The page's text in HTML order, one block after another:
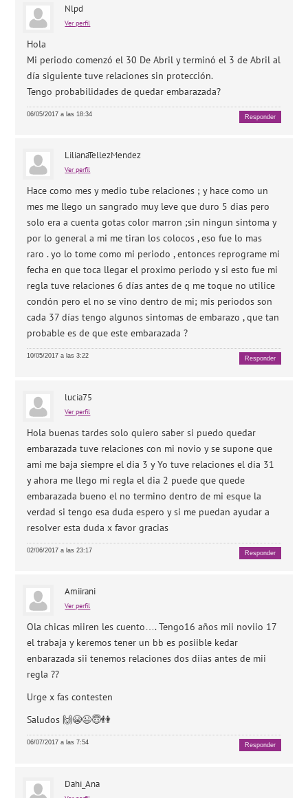
Nlpd
Ver perfil
Hola
Mi periodo comenzó el 30 De Abril y terminó el 3 de Abril al
día siguiente tuve relaciones sin protección.
Tengo probabilidades de quedar embarazada?
06/05/2017 a las 18:34 Responder
LilianaTellezMendez
Ver perfil
Hace como mes y medio tube relaciones ; y hace como un
mes me llego un sangrado muy leve que duro 5 dias pero
solo era a cuenta gotas color marron ;sin ningun sintoma y
por lo general a mi me tiran los colocos , eso fue lo mas
raro . yo lo tome como mi periodo , entonces reprograme mi
fecha en que toca llegar el proximo periodo y si esto fue mi
regla tuve relaciones 6 días antes de q me toque no utilice
condón pero el no se vino dentro de mi; mis periodos son
cada 37 días tengo algunos sintomas de embarazo , que tan
probable es de que este embarazada ?
10/05/2017 a las 3:22 Responder
lucia75
Ver perfil
Hola buenas tardes solo quiero saber si puedo quedar
embarazada tuve relaciones con mi novio y se supone que
ami me baja siempre el dia 3 y Yo tuve relaciones el dia 31
y ahora me llego mi regla el dia 2 puede que quede
embarazada bueno el no termino dentro de mi esque la
verdad si tengo esa duda espero y si me puedan ayudar a
resolver esta duda x favor gracias
02/06/2017 a las 23:17 Responder
Amiirani
Ver perfil
Ola chicas miiren les cuento…. Tengo16 años mii noviio 17
el trabaja y keremos tener un bb es posiible kedar
enbarazada sii tenemos relaciones dos diias antes de mii
regla ??
Urge x fas contesten
Saludos 🙌😭😉😇👫
06/07/2017 a las 7:54 Responder
Dahi_Ana